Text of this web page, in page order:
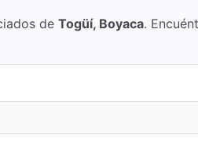
de Togüí, Boyaca.